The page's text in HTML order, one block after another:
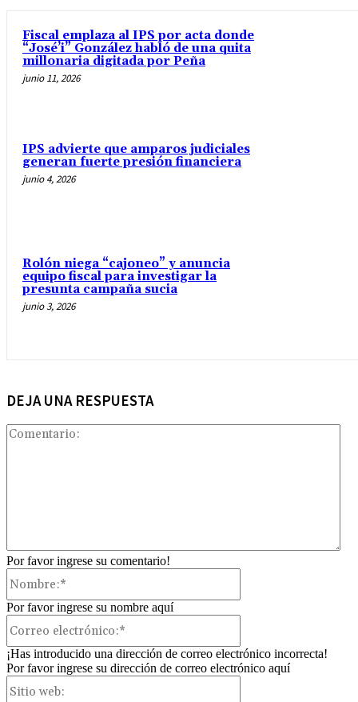
Fiscal emplaza al IPS por acta donde
“José’i” González habló de una quita
millonaria digitada por Peña
junio 11, 2026
IPS advierte que amparos judiciales
generan fuerte presión financiera
junio 4, 2026
Rolón niega “cajoneo” y anuncia
equipo fiscal para investigar la
presunta campaña sucia
junio 3, 2026
DEJA UNA RESPUESTA
Por favor ingrese su comentario!
Por favor ingrese su nombre aquí
¡Has introducido una dirección de correo electrónico incorrecta!
Por favor ingrese su dirección de correo electrónico aquí